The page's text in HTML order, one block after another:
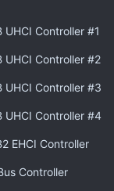
Controller #1
UHCI Controller #2
UHCI Controller #3
UHCI Controller #4
EHCI Controller
Controller